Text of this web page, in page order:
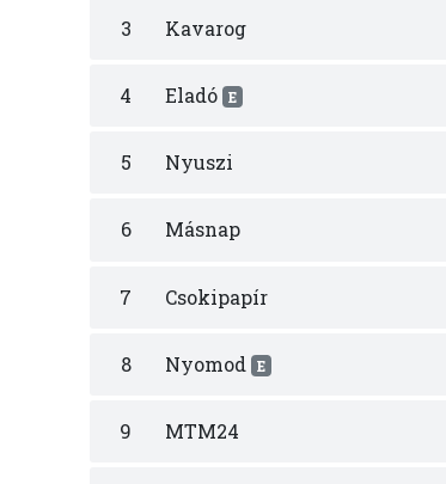
3 Kavarog
4 Eladó E
5 Nyuszi
6 Másnap
7 Csokipapír
8 Nyomod E
9 MTM24